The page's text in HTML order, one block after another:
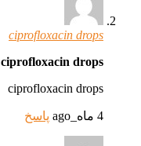
ciprofloxacin drops
ciprofloxacin drops
ciprofloxacin drops
4 ماه_ago پاسخ